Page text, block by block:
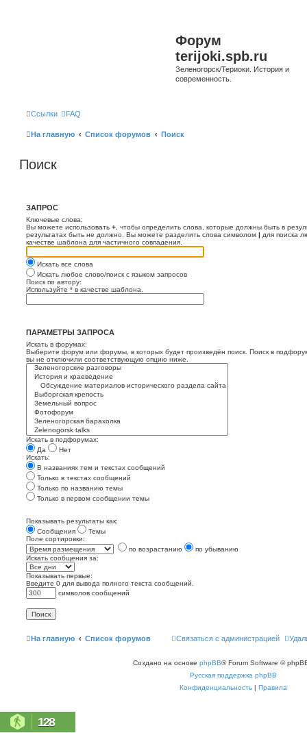
Форум
terijoki.spb.ru
Зеленогорск/Териоки. История и
современность.
Ссылки FAQ
На главную Список форумов Поиск
Поиск
ЗАПРОС
Ключевые слова:
Вы можете использовать + , чтобы определить слова, которые должны быть в
результатах быть не должно. Вы можете разделить слова символом | для поиска
качестве шаблона для частичного совпадения.
Искать все слова
Искать любое слово/поиск с языком запросов
Поиск по автору:
Используйте * в качестве шаблона.
ПАРАМЕТРЫ ЗАПРОСА
Искать в форумах:
Выберите форум или форумы, в которых будет произведён поиск. Поиск в
вы не отключили соответствующую опцию ниже.
Искать в подфорумах:
Да
Нет
Искать:
В названиях тем и текстах сообщений
Только в текстах сообщений
Только по названию темы
Только в первом сообщении темы
Показывать результаты как:
Сообщения
Темы
Поле сортировки:
по возрастанию
по убыванию
Искать сообщения за:
Показывать первые:
Введите 0 для вывода полного текста сообщений.
символов сообщений
На главную Список форумов Связаться с администрацией
Создано на основе phpBB® Forum Software ©
Русская поддержка phpBB
Конфиденциальность | Правила
128